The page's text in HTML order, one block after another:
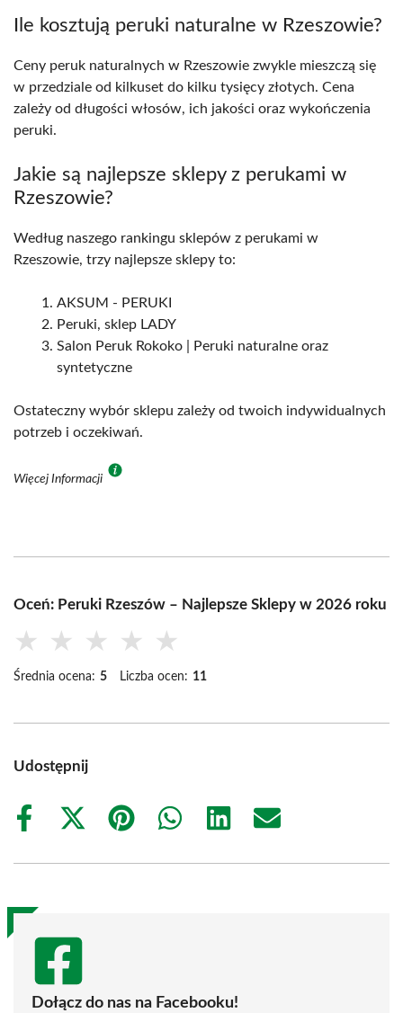
Ile kosztują peruki naturalne w Rzeszowie?
Ceny peruk naturalnych w Rzeszowie zwykle mieszczą się
w przedziale od kilkuset do kilku tysięcy złotych. Cena
zależy od długości włosów, ich jakości oraz wykończenia
peruki.
Jakie są najlepsze sklepy z perukami w
Rzeszowie?
Według naszego rankingu sklepów z perukami w
Rzeszowie, trzy najlepsze sklepy to:
AKSUM - PERUKI
Peruki, sklep LADY
Salon Peruk Rokoko | Peruki naturalne oraz
syntetyczne
Ostateczny wybór sklepu zależy od twoich indywidualnych
potrzeb i oczekiwań.
Więcej Informacji
Oceń: Peruki Rzeszów – Najlepsze Sklepy w 2026 roku
★ ★ ★ ★ ★
Średnia ocena: 5 Liczba ocen: 11
Udostępnij
Share
Share
(Twitter)
Share
Share
Share
Share
Dołącz do nas na Facebooku!